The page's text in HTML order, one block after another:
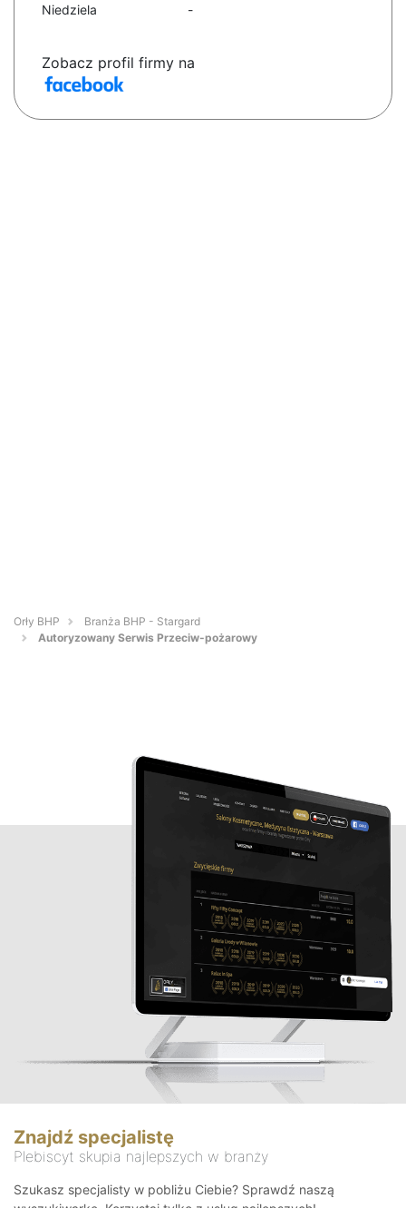
Niedziela
-
Zobacz profil firmy na
Orły BHP
Branża BHP - Stargard
Autoryzowany Serwis Przeciw-pożarowy
Znajdź specjalistę
Plebiscyt skupia najlepszych w branży
Szukasz specjalisty w pobliżu Ciebie? Sprawdź naszą